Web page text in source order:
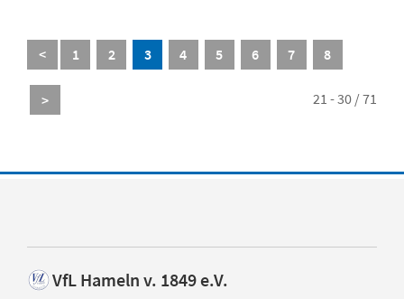
< 1 2 3 4 5 6 7 8
> 21 - 30 / 71
VfL Hameln v. 1849 e.V.